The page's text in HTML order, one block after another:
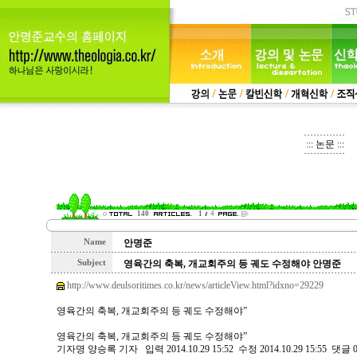
::: 논문 :::
140 1 4
Name 안명준
Subject
영육간의 축복, 개교회주의 등 궤도 수정해야 안명준
http://www.deulsoritimes.co.kr/news/articleView.html?idxno=29229
영육간의 축복, 개교회주의 등 궤도 수정해야”
영육간의 축복, 개교회주의 등 궤도 수정해야”
기자명 양승록 기자 입력 2014.10.29 15:52 수정 2014.10.29 15:55 댓글 0